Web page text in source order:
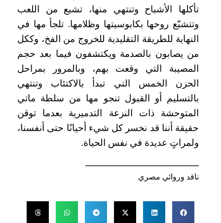
تأكلها الأشباح وتنتهي منها، تشبع من اللعب
وتتشبّع روحها بكابوسيتها وظلامها. تلجأ مها في
النهاية للطريقة التقليدية للخروج من الفخ، وككل
من يصابون بالصدمة ويكتشفون فيما بعد حجم
المصيبة التي وقعت بهم، وبالمرور بمراحل
الحزن الخمس التي تبدأ بالاكتئاب وتنتهي
بالتسليم أو القبول تنجو مها من سلطة ماتي
المتوحشة ذات النزعة التدميرية بعدما توقن
حقيقة أننا قد نخسر كل شيء أحيانًا حتى أنفسنا،
ولمراتٍ عديدة في نفس الحياة.
ــــــــــــــــــــــــــــــــــــــــــــــ
ناقد وروائي مصري